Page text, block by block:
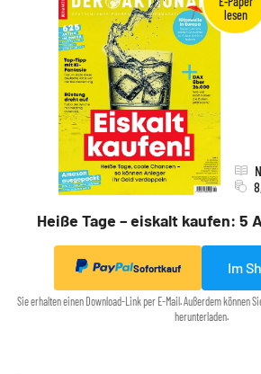
Heiße Tage – eiskalt kaufen: 5
Sofortkauf Im
Sie erhalten einen Download-Link per E-Mail. Außerdem können
herunterladen.